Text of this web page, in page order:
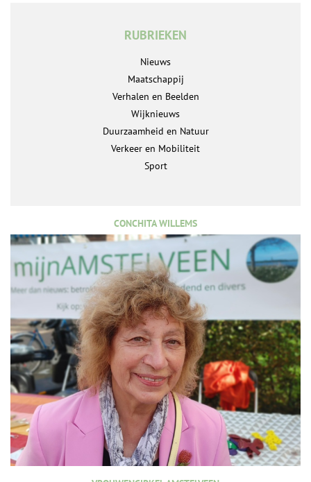
RUBRIEKEN
Nieuws
Maatschappij
Verhalen en Beelden
Wijknieuws
Duurzaamheid en Natuur
Verkeer en Mobiliteit
Sport
CONCHITA WILLEMS